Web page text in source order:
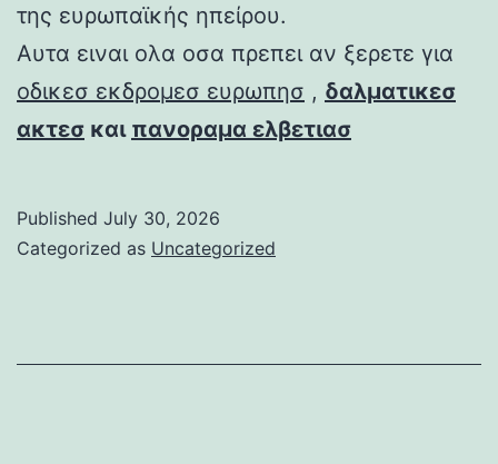
της ευρωπαϊκής ηπείρου.
Αυτα ειναι ολα οσα πρεπει αν ξερετε για
οδικεσ εκδρομεσ ευρωπησ , δαλματικεσ
ακτεσ και πανοραμα ελβετιασ
Published July 30, 2026
Categorized as Uncategorized